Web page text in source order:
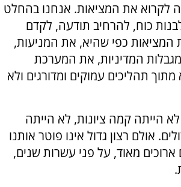
לקרוא את המציאות. אנחנו בהחלט
כוח, להרחיב תודעה, לקדם
המציאות כפי שהיא, את המניעות,
המדיניות, את המערכת
תהליכים עמוקים ומדורגים ולא
הייתה קמה ציונות, לא הייתה
אולם רצון גדול אינו פוטר אותנו
מאוד, על פני עשרות שנים,